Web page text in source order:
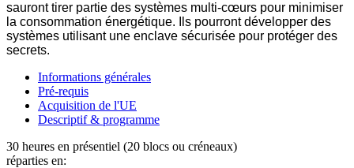
sauront tirer partie des systèmes multi-cœurs pour minimiser
la consommation énergétique. Ils pourront développer des
systèmes utilisant une enclave sécurisée pour protéger des
secrets.
Informations générales
Pré-requis
Acquisition de l'UE
Descriptif & programme
30 heures en présentiel (20 blocs ou créneaux)
réparties en: